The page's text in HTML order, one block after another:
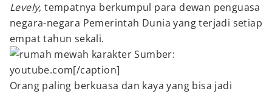
Levely, tempatnya berkumpul para dewan penguasa
negara-negara Pemerintah Dunia yang terjadi setiap
empat tahun sekali.
Sumber:
youtube.com[/caption]
Orang paling berkuasa dan kaya yang bisa jadi